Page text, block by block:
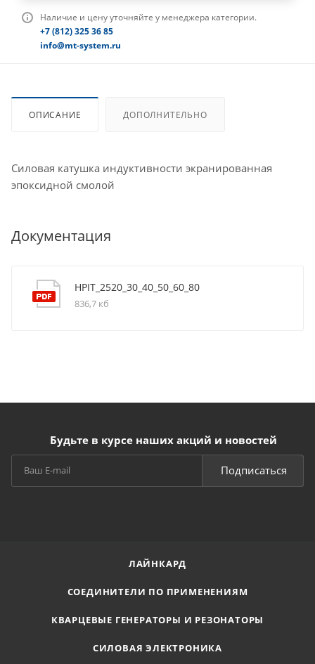
Наличие и цену уточняйте у менеджера категории.
+7 (812) 325 36 85
info@mt-system.ru
ОПИСАНИЕ ДОПОЛНИТЕЛЬНО
Силовая катушка индуктивности экранированная
эпоксидной смолой
Документация
HPIT_2520_30_40_50_60_80
836,7 кб
Будьте в курсе наших акций и новостей
Подписаться
ЛАЙНКАРД
СОЕДИНИТЕЛИ ПО ПРИМЕНЕНИЯМ
КВАРЦЕВЫЕ ГЕНЕРАТОРЫ И РЕЗОНАТОРЫ
СИЛОВАЯ ЭЛЕКТРОНИКА